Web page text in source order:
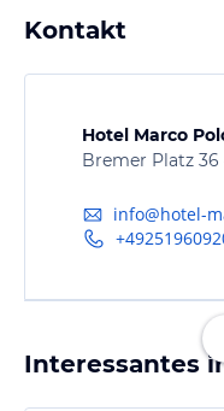
Kontakt
Hotel Marco
Bremer Platz 36
info@hotel-
Interessantes